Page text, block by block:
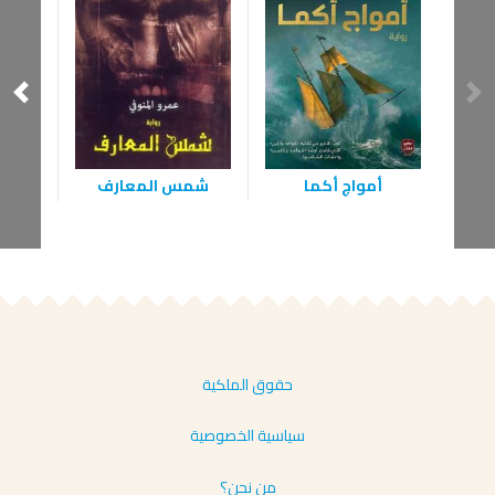
أمواج أكما شمس المعارف
حقوق الملكية
سياسية الخصوصية
من نحن؟